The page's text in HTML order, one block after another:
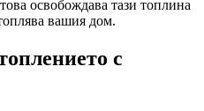
освобождава тази топлина
вашия дом.
с